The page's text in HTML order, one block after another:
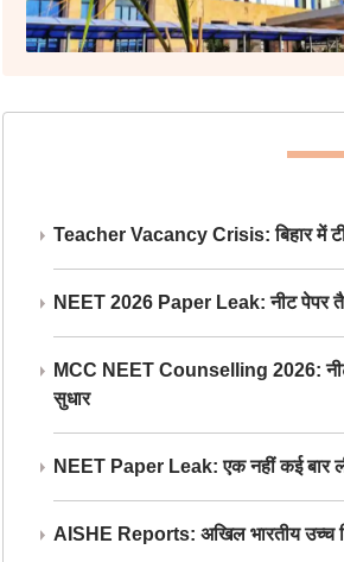
Teacher Vacancy Crisis: बिहार में
NEET 2026 Paper Leak: नीट पेपर
MCC NEET Counselling 2026:
सुधार
NEET Paper Leak: एक नहीं कई बार
AISHE Reports: अखिल भारतीय उच्च